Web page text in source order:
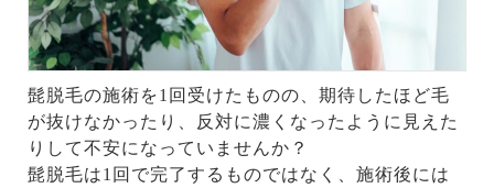
髭脱毛の施術を1回受けたものの、期待したほど毛
が抜けなかったり、反対に濃くなったように見えた
りして不安になっていませんか？
髭脱毛は1回で完了するものではなく、施術後には